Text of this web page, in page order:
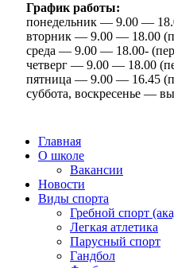
График работы:
понедельник — 9.00 —
вторник — 9.00 — 18.00
среда — 9.00 — 18.00-
четверг — 9.00 — 18.00
пятница — 9.00 — 16.45
суббота, воскресенье —
Главная
О школе
Вакансии
Новости
Виды спорта
Гребной спорт
Легкая атлетика
Парусный спорт
Гандбол